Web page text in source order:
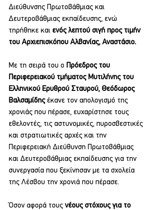
Διεύθυνσης Πρωτοβάθμιας και
Δευτεροβάθμιας εκπαίδευσης, ενώ
τηρήθηκε και ενός λεπτού σιγή προς τιμήν
του Αρχιεπισκόπου Αλβανίας, Αναστάσιο.
Με τη σειρά του ο Πρόεδρος του
Περιφερειακού τμήματος Μυτιλήνης του
Ελληνικού Ερυθρού Σταυρού, Θεόδωρος
Βαλσαμίδης έκανε τον απολογισμό της
χρονιάς που πέρασε, ευχαρίστησε τους
εθελοντές, τις αστυνομικές, πυροσβεστικές
και στρατιωτικές αρχές και την
Περιφερειακή Διεύθυνση Πρωτοβάθμιας
και Δευτεροβάθμιας εκπαίδευσης για την
συνεργασία που ξεκίνησαν με τα σχολεία
της Λέσβου την χρονιά που πέρασε.
Όσον αφορά τους νέους στόχους για το